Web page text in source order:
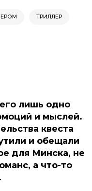
ТРИЛЛЕР
лишь одно
и мыслей.
квеста
и обещали
для Минска, не
а что-то